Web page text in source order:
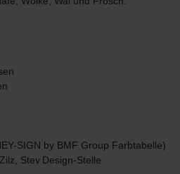
SIGN by BMF Group Farbtabelle)
Stev Design-Stelle